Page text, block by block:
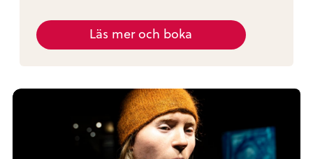
Läs mer och boka